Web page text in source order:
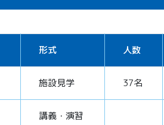
形式 人数
施設見学 37名
講義・演習